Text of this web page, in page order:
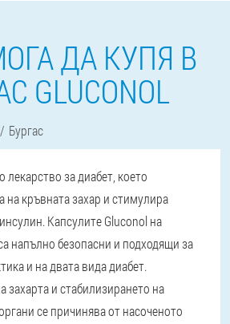
ДА КУПЯ В
GLUCONOL
Бургас
лекарство за диабет, което
на кръвната захар и стимулира
Капсулите Gluconol на
напълно безопасни и подходящи за
и на двата вида диабет.
захарта и стабилизирането на
се причинява от насоченото